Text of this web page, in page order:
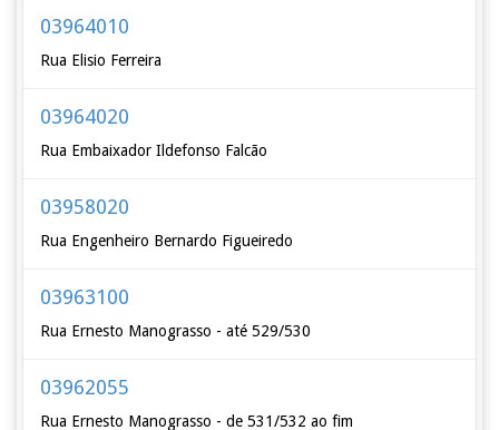
03964010
Rua Elisio Ferreira
03964020
Rua Embaixador Ildefonso Falcão
03958020
Rua Engenheiro Bernardo Figueiredo
03963100
Rua Ernesto Manograsso - até 529/530
03962055
Rua Ernesto Manograsso - de 531/532 ao fim